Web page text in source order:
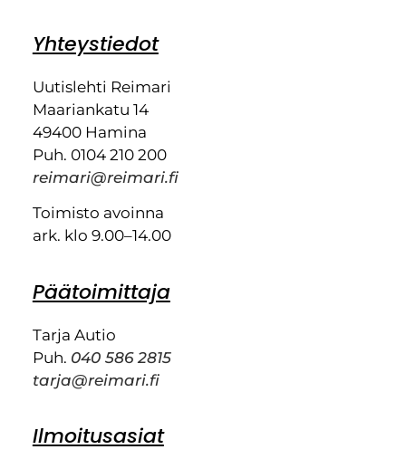
Yhteystiedot
Uutislehti Reimari
Maariankatu 14
49400 Hamina
Puh. 0104 210 200
reimari@reimari.fi
Toimisto avoinna
ark. klo 9.00–14.00
Päätoimittaja
Tarja Autio
Puh. 040 586 2815
tarja@reimari.fi
Ilmoitusasiat